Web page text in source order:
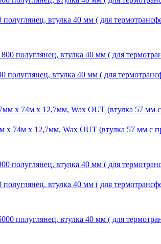
полуглянец, втулка 40 мм ( для
полуглянец, втулка 40 мм ( для
х 74м х 12,7мм, Wax OUT (втулка 57 мм с
полуглянец, втулка 40 мм ( для